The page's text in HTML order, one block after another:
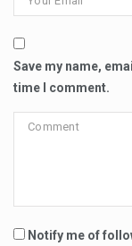
Save my name,
time I comment.
Notify me of